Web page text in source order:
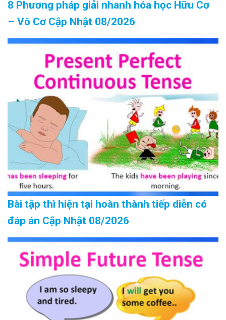
8 Phương pháp giải nhanh hóa học Hữu Cơ
– Vô Cơ Cập Nhật 08/2026
Bài tập thì hiện tại hoàn thành tiếp diễn có
đáp án Cập Nhật 08/2026